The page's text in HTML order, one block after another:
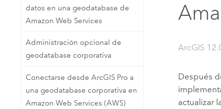
datos en una geodatabase de
Amazon Web Services
Administración opcional de
geodatabase corporativa
Conectarse desde ArcGIS Pro a
una geodatabase corporativa en
Amazon Web Services (AWS)
ArcGIS
Después
actualizar